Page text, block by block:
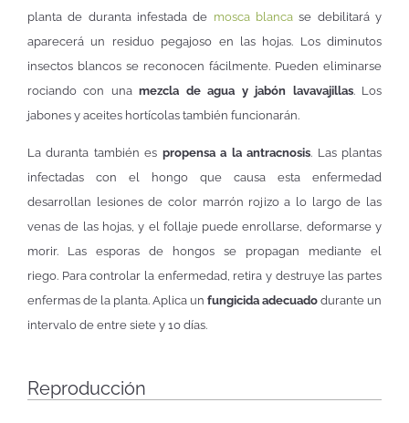
planta de duranta infestada de mosca blanca se debilitará y
aparecerá un residuo pegajoso en las hojas. Los diminutos
insectos blancos se reconocen fácilmente. Pueden eliminarse
rociando con unamezcla de agua y jabón lavavajillas. Los
jabones y aceites hortícolas también funcionarán.
La duranta también es propensa a la antracnosis. Las plantas
infectadas con el hongo que causa esta enfermedad
desarrollan lesiones de color marrón rojizo a lo largo de las
venas de las hojas, y el follaje puede enrollarse, deformarse y
morir. Las esporas de hongos se propagan mediante el
riego. Para controlar la enfermedad, retira y destruye las partes
enfermas de la planta. Aplica un fungicida adecuado durante un
intervalo de entre siete y 10 días.
Reproducción